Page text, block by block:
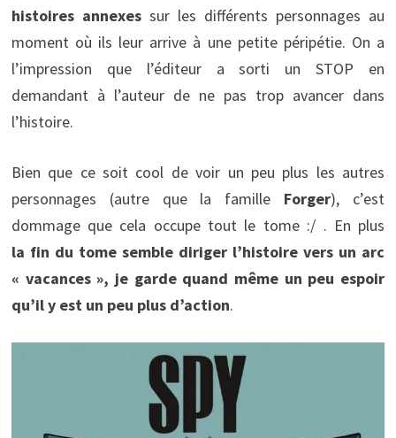
histoires annexessur les différents personnages au
moment où ils leur arrive à une petite péripétie. On a
l’impression que l’éditeur a sorti un STOP en
demandant à l’auteur de ne pas trop avancer dans
l’histoire.
Bien que ce soit cool de voir un peu plus les autres
personnages (autre que la famille Forger), c’est
dommage que cela occupe tout le tome :/ . En plus
la fin du tome semble diriger l’histoire vers un arc
« vacances », je garde quand même un peu espoir
qu’il y est un peu plus d’action.